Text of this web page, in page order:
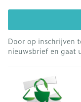
Door op inschrijven
nieuwsbrief en gaat